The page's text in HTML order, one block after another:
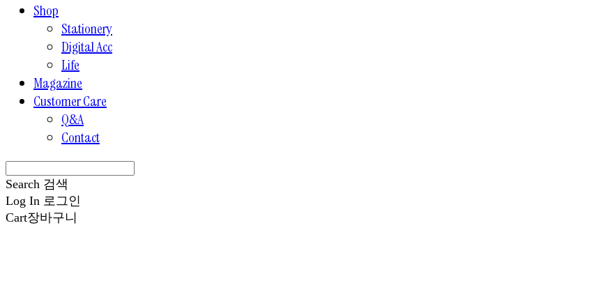
Shop
Stationery
Digital Acc
Life
Magazine
Customer Care
Q&A
Contact
Search 검색
Log In 로그인
Cart장바구니